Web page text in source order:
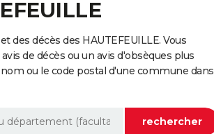
des décès des HAUTEFEUILLE. Vous
de décès ou un avis d'obsèques plus
ou le code postal d'une commune dans